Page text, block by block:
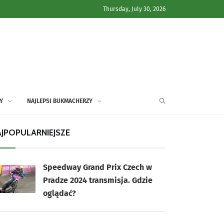
Thursday, July 30, 2026
NAJLEPSI BUKMACHERZY
Speedway Grand Prix Czech w
Pradze 2024 transmisja. Gdzie
oglądać?